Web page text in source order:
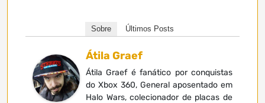
Sobre Últimos Posts
Átila Graef
Átila Graef é fanático por conquistas
do Xbox 360, General aposentado em
Halo Wars, colecionador de placas de